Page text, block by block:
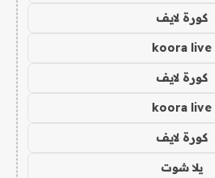
كورة لايف
koora live
كورة لايف
koora live
كورة لايف
يلا شوت